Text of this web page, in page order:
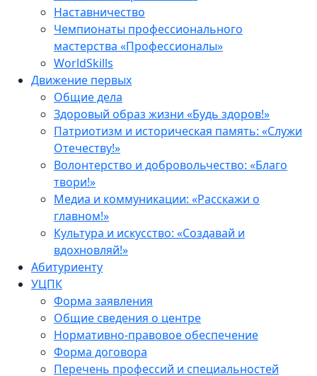
Наставничество
Чемпионаты профессионального
мастерства «Профессионалы»
WorldSkills
Движение первых
Общие дела
Здоровый образ жизни «Будь здоров!»
Патриотизм и историческая память: «Служи
Отечеству!»
Волонтерство и добровольчество: «Благо
твори!»
Медиа и коммуникации: «Расскажи о
главном!»
Культура и искусство: «Создавай и
вдохновляй!»
Абитуриенту
УЦПК
Форма заявления
Общие сведения о центре
Нормативно-правовое обеспечение
Форма договора
Перечень профессий и специальностей